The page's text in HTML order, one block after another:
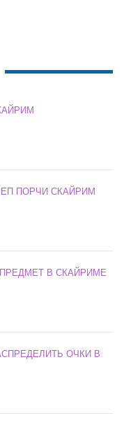
ПОРЧИ СКАЙРИМ
В СКАЙРИМЕ
ОЧКИ В